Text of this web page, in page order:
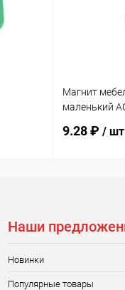
Магнит
маленький
9.28 ₽ / шт
Наши
Новинки
Популярные товары